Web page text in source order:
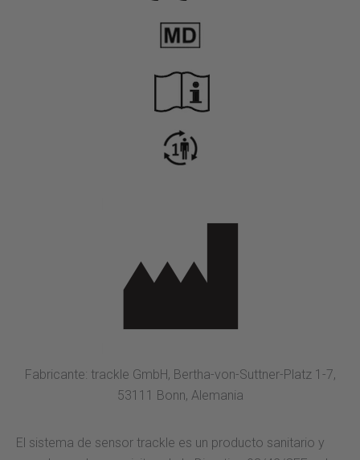
Fabricante: trackle GmbH, Bertha-von-Suttner-Platz 1-7,
53111 Bonn, Alemania
El sistema de sensor trackle es un producto sanitario y